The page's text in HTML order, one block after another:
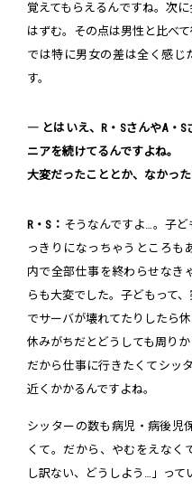
覚えてもらえるんですね。次
はずむ。その点は男性と比べ
では特に男女の差は全く感
す。
― とはいえ、R・SさんやA・
ニアを続けてるんですよね。
大変だったこととか、なかった
R・S： そうなんですよ…。子
っきりになっちゃうところも
内で全部仕事を終わらせなき
らも大変でした。子どもって
でサーバが壊れてたりしたら
休みがちだとどうしても周り
だから仕事に行きたくてシッ
近くかかるんですよね。
シッターの数も病児・病後児
くて。だから、やむをえなく
し訳ない、どうしよう…」って